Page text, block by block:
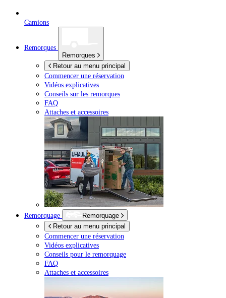
Camions
Remorques
Remorques
Retour au menu principal
Commencer une réservation
Vidéos explicatives
Conseils sur les remorques
FAQ
Attaches et accessoires
Remorquage
Remorquage
Retour au menu principal
Commencer une réservation
Vidéos explicatives
Conseils pour le remorquage
FAQ
Attaches et accessoires